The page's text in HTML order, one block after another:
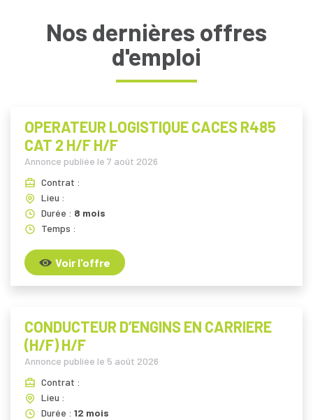
Nos dernières offres
d'emploi
OPERATEUR LOGISTIQUE CACES R485
CAT 2 H/F H/F
Annonce publiée le 7 août 2026
Contrat :
Lieu :
Durée : 8 mois
Temps :
Voir l'offre
CONDUCTEUR D’ENGINS EN CARRIERE
(H/F) H/F
Annonce publiée le 5 août 2026
Contrat :
Lieu :
Durée : 12 mois